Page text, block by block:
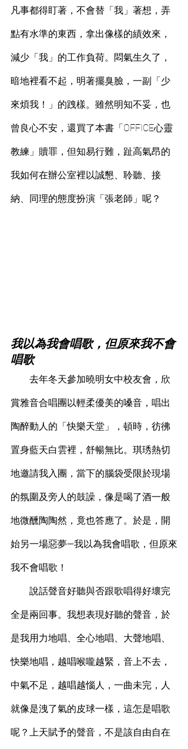
凡事都得盯著，不會替「我」著想，弄
點有水準的東西，拿出像樣的績效來，
減少「我」的工作負荷。悶氣生久了，
暗地裡看不起，明著擺臭臉，一副「少
來煩我！」的跩樣。雖然明知不妥，也
曾良心不安，還買了本書「OFFICE心靈
教練」贖罪，但知易行難，趾高氣昂的
我如何在辦公室裡以誠懇、聆聽、接
納、同理的態度扮演「張老師」呢？
我以為我會唱歌，但原來我不會
唱歌
賞雅音合唱團以輕柔優美的嗓音，唱出
陶醉動人的「快樂天堂」，頓時，彷彿
置身藍天白雲裡，舒暢無比。琪琇熱切
地邀請我入團，當下的腦袋受限於現場
的氛圍及旁人的鼓譟，像是喝了酒一般
地微醺陶陶然，竟也答應了。於是，開
始另一場惡夢—我以為我會唱歌，但原來
我不會唱歌！
全是兩回事。我想表現好聽的聲音，於
是我用力地唱、全心地唱、大聲地唱、
快樂地唱，越唱喉嚨越緊，音上不去，
中氣不足，越唱越惱人，一曲未完，人
就像是洩了氣的皮球一樣，這怎是唱歌
呢？上天賦予的聲音，不是該自由自在